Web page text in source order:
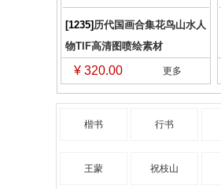
[1235] 历代国画合集花鸟山水人
物TIF高清图喷绘素材
¥ 320.00 更多
楷书 行书
王蒙 祝枝山